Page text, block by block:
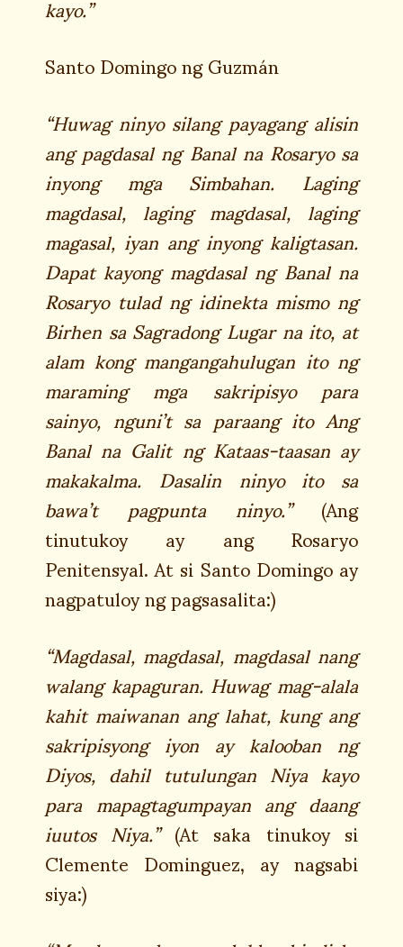
Santo Domingo ng Guzmán
“Huwag ninyo silang payagang alisin
ang pagdasal ng Banal na Rosaryo sa
inyong mga Simbahan. Laging
magdasal, laging magdasal, laging
magasal, iyan ang inyong kaligtasan.
Dapat kayong magdasal ng Banal na
Rosaryo tulad ng idinekta mismo ng
Birhen sa Sagradong Lugar na ito, at
alam kong mangangahulugan ito ng
maraming mga sakripisyo para
sainyo, nguni’t sa paraang ito Ang
Banal na Galit ng Kataas-taasan ay
makakalma. Dasalin ninyo ito sa
bawa’t pagpunta ninyo.”(Ang
tinutukoy ay ang Rosaryo
Penitensyal. At si Santo Domingo ay
nagpatuloy ng pagsasalita:)
“Magdasal, magdasal, magdasal nang
walang kapaguran. Huwag mag-alala
kahit maiwanan ang lahat, kung ang
sakripisyong iyon ay kalooban ng
Diyos, dahil tutulungan Niya kayo
para mapagtagumpayan ang daang
iuutos Niya.”(At saka tinukoy si
Clemente Dominguez, ay nagsabi
siya:)